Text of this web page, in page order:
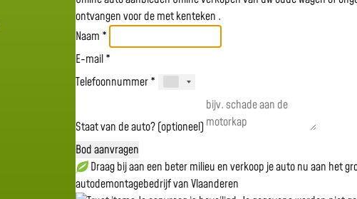
ontvangen voor demet kenteken .
Naam *
E-mail *
Telefoonnummer *
Staat van de auto? (optioneel)
Bod aanvragen
Draag bij aan een beter milieu en verkoop je auto nu aan het
autodemontagebedrijf van Vlaanderen